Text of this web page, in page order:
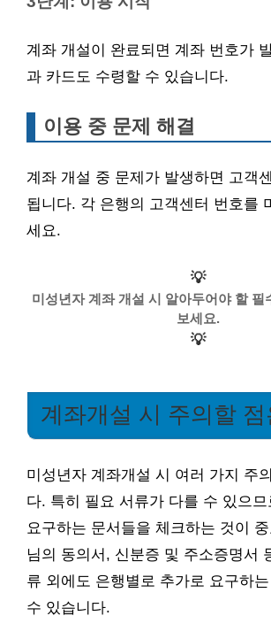
계좌 개설이 완료되면 계좌 번호가
과 카드도 수령할 수 있습니다.
이용 중 문제 해결
계좌 개설 중 문제가 발생하면 고객
됩니다. 각 은행의 고객센터 번호를
세요.
💡
미성년자 계좌 개설 시 알아두어야 할 필
보세요.
💡
계좌개설 시 주의할 점
미성년자 계좌개설 시 여러 가지 주
다. 특히 필요 서류가 다를 수 있으
요구하는 문서들을 체크하는 것이
님의 동의서, 신분증 및 주소증명서
류 외에도 은행별로 추가로 요구하
수 있습니다.